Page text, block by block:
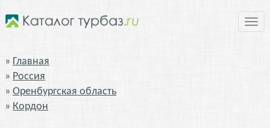
Главная
Россия
Оренбургская область
Кордон